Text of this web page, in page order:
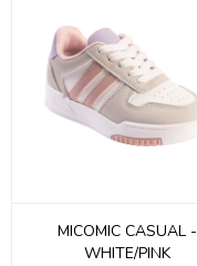
MICOMIC CASUAL -
WHITE/PINK